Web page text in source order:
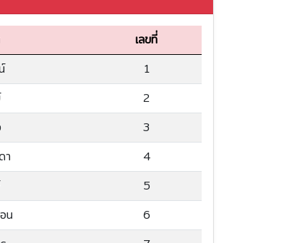
เลขที่
1
2
3
า
4
5
น
6